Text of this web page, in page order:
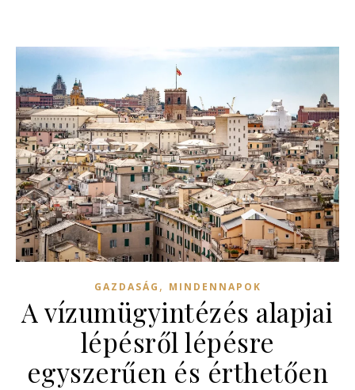
GAZDASÁG , MINDENNAPOK
A vízumügyintézés alapjai
lépésről lépésre
egyszerűen és érthetően